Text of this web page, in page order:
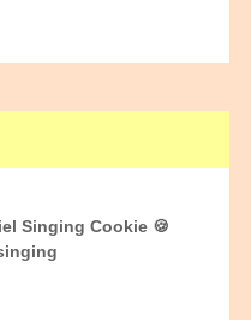
Singing Cookie 🍪